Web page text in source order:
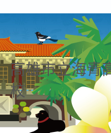
高雄市立海青
校